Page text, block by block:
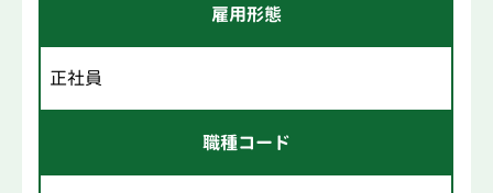
雇用形態
正社員
職種コード